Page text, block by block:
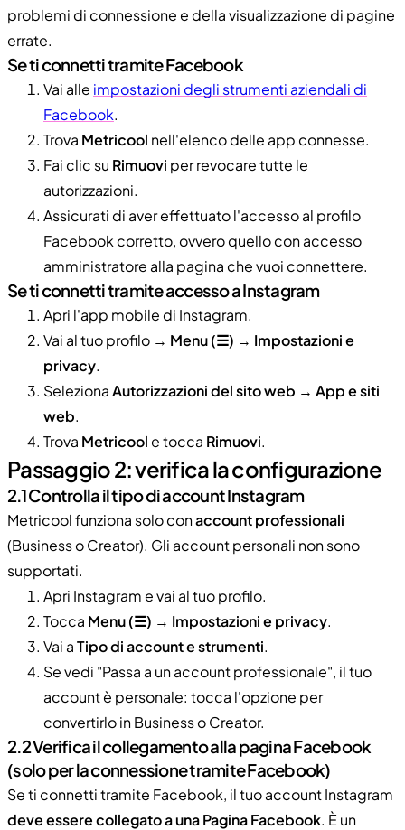
problemi di connessione e della visualizzazione di pagine
errate.
Se ti connetti tramite Facebook
Vai alle impostazioni degli strumenti aziendali di
Facebook.
Trova Metricool nell'elenco delle app connesse.
Fai clic su Rimuovi per revocare tutte le
autorizzazioni.
Assicurati di aver effettuato l'accesso al profilo
Facebook corretto, ovvero quello con accesso
amministratore alla pagina che vuoi connettere.
Se ti connetti tramite accesso a Instagram
Apri l'app mobile di Instagram.
Vai al tuo profilo → Menu (☰) → Impostazioni e
privacy.
SelezionaAutorizzazioni del sito web → App e siti
web.
Trova Metricoole tocca Rimuovi.
Passaggio 2: verifica la configurazione
2.1 Controlla il tipo di account Instagram
Metricool funziona solo conaccount professionali
(Business o Creator). Gli account personali non sono
supportati.
Apri Instagram e vai al tuo profilo.
Tocca Menu (☰) → Impostazioni e privacy.
Vai aTipo di account e strumenti.
Se vedi "Passa a un account professionale", il tuo
account è personale: tocca l'opzione per
convertirlo in Business o Creator.
2.2 Verifica il collegamento alla pagina Facebook
(solo per la connessione tramite Facebook)
Se ti connetti tramite Facebook, il tuo account Instagram
deve essere collegato a una Pagina Facebook. È un